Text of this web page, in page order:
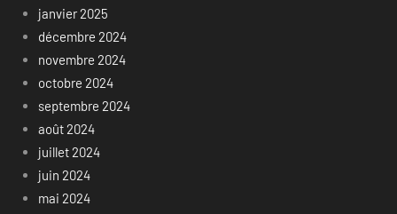
janvier 2025
décembre 2024
novembre 2024
octobre 2024
septembre 2024
août 2024
juillet 2024
juin 2024
mai 2024